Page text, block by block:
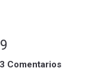
Comentarios